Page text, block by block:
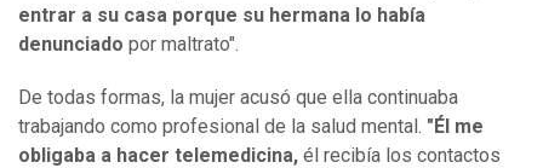
entrar a su casa porque su hermana lo había
denunciado por maltrato".
De todas formas, la mujer acusó que ella continuaba
trabajando como profesional de la salud mental. "Él me
obligaba a hacer telemedicina, él recibía los contactos